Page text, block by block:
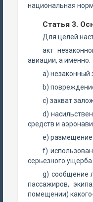
национальная
Статья 3.
Для целей
акт
авиации, а именно:
a) незаконный
b)
c) захват
d)
средств и
e) размещение
f)
серьезного
g) сообщение
пассажиров,
помещении)